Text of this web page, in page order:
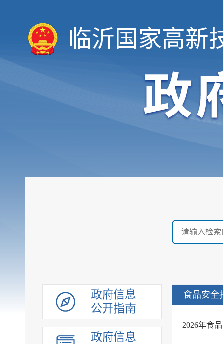
临沂国家高新
政府信息
公开指南
政府信息
食品安全
2026年食